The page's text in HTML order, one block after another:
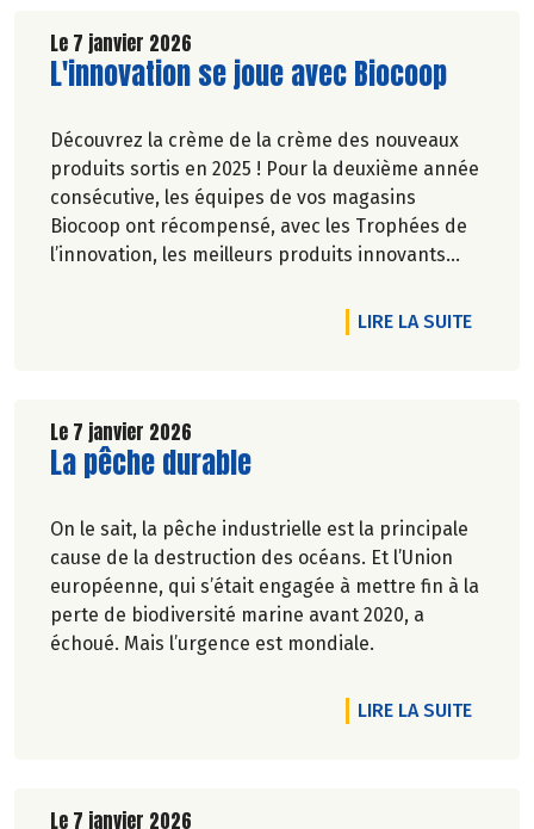
Le 7 janvier 2026
Lire la suite de l'article
L'innovation se joue avec Biocoop
Découvrez la crème de la crème des nouveaux
produits sortis en 2025 ! Pour la deuxième année
consécutive, les équipes de vos magasins
Biocoop ont récompensé, avec les Trophées de
l’innovation, les meilleurs produits innovants
nominées sur près de 1200 lancements de
produits recensés cette année dans le réseau
LIRE LA SUITEDE
Le 7 janvier 2026
Lire la suite de l'article
La pêche durable
On le sait, la pêche industrielle est la principale
cause de la destruction des océans. Et l’Union
européenne, qui s’était engagée à mettre fin à la
perte de biodiversité marine avant 2020, a
échoué. Mais l’urgence est mondiale.
LIRE LA SUITEDE
Le 7 janvier 2026